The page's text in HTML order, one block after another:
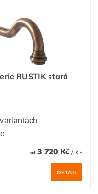
RUSTIK stará
od3 720 Kč / ks
DETAIL